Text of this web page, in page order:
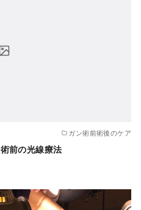
ガン術前術後のケア
前の光線療法